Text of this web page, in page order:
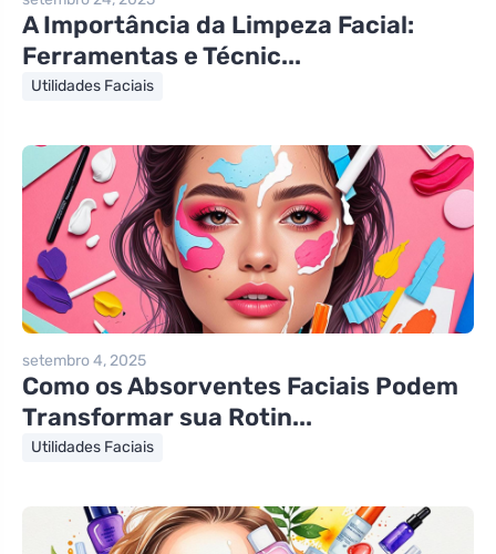
A Importância da Limpeza Facial:
Ferramentas e Técnic...
Utilidades Faciais
setembro 4, 2025
Como os Absorventes Faciais Podem
Transformar sua Rotin...
Utilidades Faciais